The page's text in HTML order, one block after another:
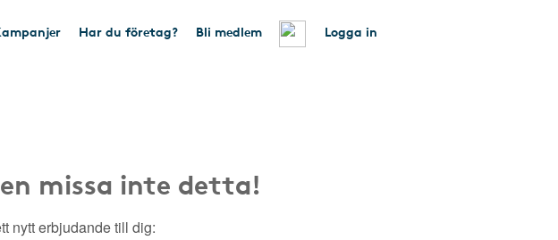
Har du företag? Bli medlem Logga in
missa inte detta!
nytt erbjudande till dig: